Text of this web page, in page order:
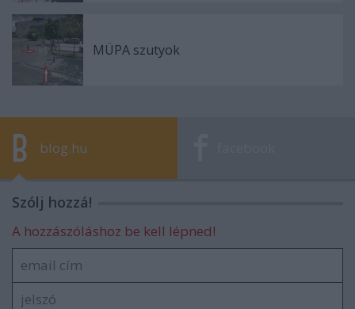
MÜPA szutyok
blog.hu
Szólj hozzá!
A hozzászóláshoz be kell lépned!